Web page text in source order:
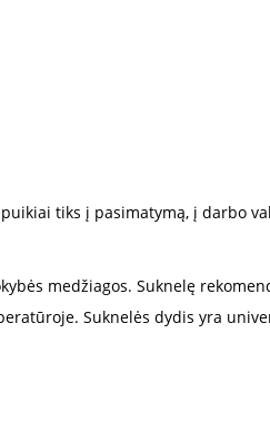
tiks į pasimatymą, į darbo
medžiagos. Suknelę
Suknelės dydis yra